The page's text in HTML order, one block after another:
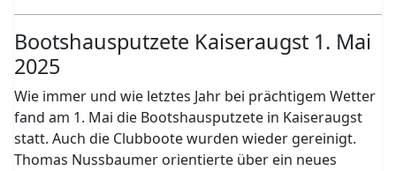
Bootshausputzete Kaiseraugst 1. Mai
2025
Wie immer und wie letztes Jahr bei prächtigem Wetter
fand am 1. Mai die Bootshausputzete in Kaiseraugst
statt. Auch die Clubboote wurden wieder gereinigt.
Thomas Nussbaumer orientierte über ein neues